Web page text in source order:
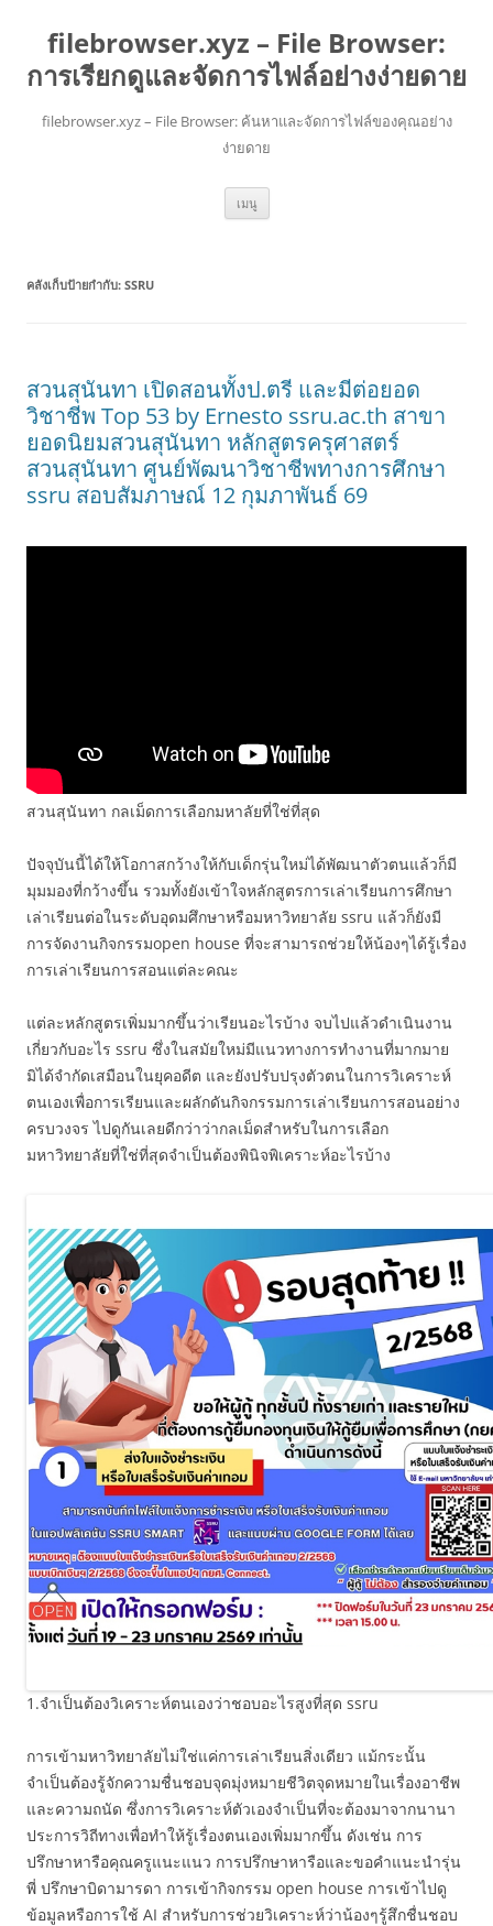
filebrowser.xyz – File Browser:
การเรียกดูและจัดการไฟล์อย่างง่ายดาย
filebrowser.xyz – File Browser: ค้นหาและจัดการไฟล์ของคุณอย่าง
ง่ายดาย
เมนู ข้าม
ยัง
คลังเก็บป้ายกำกับ: SSRU
สวนสุนันทา เปิดสอนทั้งป.ตรี และมีต่อยอด
วิชาชีพ Top 53 by Ernesto ssru.ac.th สาขา
ยอดนิยมสวนสุนันทา หลักสูตรครุศาสตร์
สวนสุนันทา ศูนย์พัฒนาวิชาชีพทางการศึกษา
ssru สอบสัมภาษณ์ 12 กุมภาพันธ์ 69
สวนสุนันทา กลเม็ดการเลือกมหาลัยที่ใช่ที่สุด
ปัจจุบันนี้ได้ให้โอกาสกว้างให้กับเด็กรุ่นใหม่ได้พัฒนาตัวตนแล้วก็มี
มุมมองที่กว้างขึ้น รวมทั้งยังเข้าใจหลักสูตรการเล่าเรียนการศึกษา
เล่าเรียนต่อในระดับอุดมศึกษาหรือมหาวิทยาลัย ssru แล้วก็ยังมี
การจัดงานกิจกรรมopen house ที่จะสามารถช่วยให้น้องๆได้รู้เรื่อง
การเล่าเรียนการสอนแต่ละคณะ
แต่ละหลักสูตรเพิ่มมากขึ้นว่าเรียนอะไรบ้าง จบไปแล้วดำเนินงาน
เกี่ยวกับอะไร ssru ซึ่งในสมัยใหม่มีแนวทางการทำงานที่มากมาย
มิได้จำกัดเสมือนในยุคอดีต และยังปรับปรุงตัวตนในการวิเคราะห์
ตนเองเพื่อการเรียนและผลักดันกิจกรรมการเล่าเรียนการสอนอย่าง
ครบวงจร ไปดูกันเลยดีกว่าว่ากลเม็ดสำหรับในการเลือก
มหาวิทยาลัยที่ใช่ที่สุดจำเป็นต้องพินิจพิเคราะห์อะไรบ้าง
1.จำเป็นต้องวิเคราะห์ตนเองว่าชอบอะไรสูงที่สุด ssru
การเข้ามหาวิทยาลัยไม่ใช่แค่การเล่าเรียนสิ่งเดียว แม้กระนั้น
จำเป็นต้องรู้จักความชื่นชอบจุดมุ่งหมายชีวิตจุดหมายในเรื่องอาชีพ
และความถนัด ซึ่งการวิเคราะห์ตัวเองจำเป็นที่จะต้องมาจากนานา
ประการวิถีทางเพื่อทำให้รู้เรื่องตนเองเพิ่มมากขึ้น ดังเช่น การ
ปรึกษาหารือคุณครูแนะแนว การปรึกษาหารือและขอคำแนะนำรุ่น
พี่ ปรึกษาบิดามารดา การเข้ากิจกรรม open house การเข้าไปดู
ข้อมูลหรือการใช้ AI สำหรับการช่วยวิเคราะห์ว่าน้องๆรู้สึกชื่นชอบ